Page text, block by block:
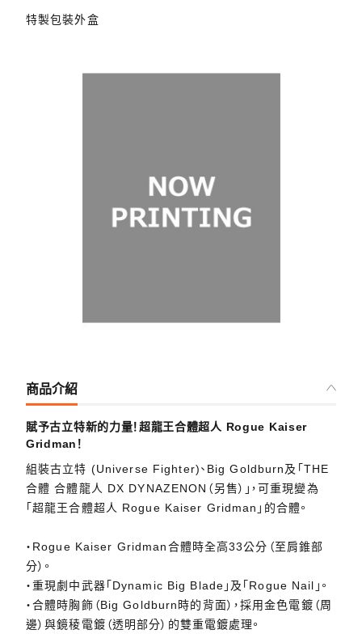
特製包裝外盒
商品介紹
賦予古立特新的力量！超龍王合體超人 Rogue Kaiser
Gridman！
組裝古立特 (Universe Fighter)、Big Goldburn及「THE
合體 合體龍人 DX DYNAZENON（另售）」，可重現變為
「超龍王合體超人 Rogue Kaiser Gridman」的合體。
・Rogue Kaiser Gridman合體時全高33公分（至肩錐部
分）。
・重現劇中武器「Dynamic Big Blade」及「Rogue Nail」。
・合體時胸飾（Big Goldburn時的背面），採用金色電鍍（周
邊）與鏡稜電鍍（透明部分）的雙重電鍍處理。